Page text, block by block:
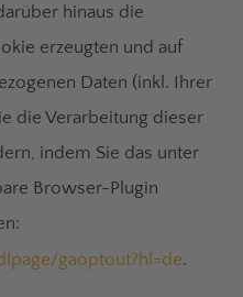
hinaus die
erzeugten und auf
Daten (inkl. Ihrer
die Verarbeitung dieser
indem Sie das unter
Browser-Plugin
gaoptout?hl=de.